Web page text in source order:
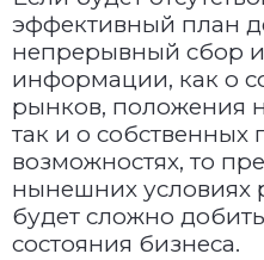
эффективный план
непрерывный сбор
информации, как о
рынков, положения
так и о собственных
возможностях, то
нынешних условиях
будет сложно
состояния бизнеса.